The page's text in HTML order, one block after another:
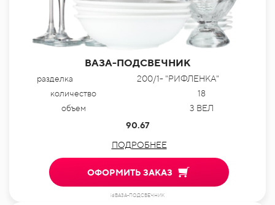
ВАЗА-ПОДСВЕЧНИК
разделка
200/1- "РИФЛЕНКА"
количество
18
объем
3 ВЕЛ
90.67
ПОДРОБНЕЕ
ОФОРМИТЬ ЗАКАЗ
idВАЗА-ПОДСВЕЧНИК